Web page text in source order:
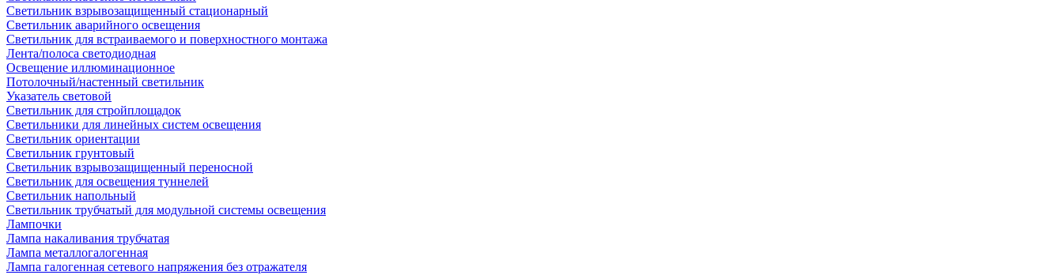
Светильник взрывозащищенный стационарный
Светильник аварийного освещения
Светильник для встраиваемого и поверхностного монтажа
Лента/полоса светодиодная
Освещение иллюминационное
Потолочный/настенный светильник
Указатель световой
Светильник для стройплощадок
Светильники для линейных систем освещения
Светильник ориентации
Светильник грунтовый
Светильник взрывозащищенный переносной
Светильник для освещения туннелей
Светильник напольный
Светильник трубчатый для модульной системы освещения
Лампочки
Лампа накаливания трубчатая
Лампа металлогалогенная
Лампа галогенная сетевого напряжения без отражателя